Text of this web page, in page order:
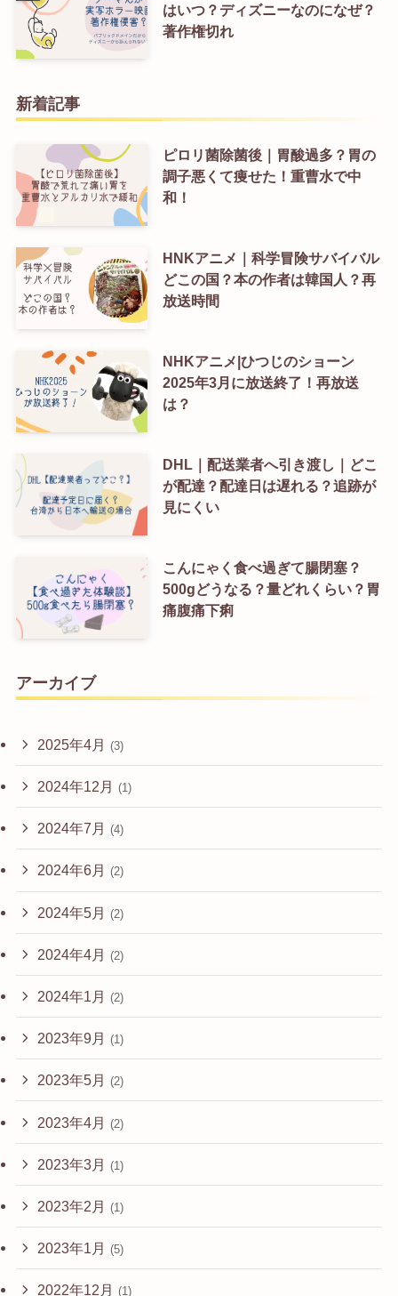
はいつ？ディズニーなのになぜ？
著作権切れ
新着記事
ピロリ菌除菌後｜胃酸過多？胃の
調子悪くて痩せた！重曹水で中
和！
HNKアニメ｜科学冒険サバイバル
どこの国？本の作者は韓国人？再
放送時間
NHKアニメ|ひつじのショーン
2025年3月に放送終了！再放送
は？
DHL｜配送業者へ引き渡し｜どこ
が配達？配達日は遅れる？追跡が
見にくい
こんにゃく食べ過ぎて腸閉塞？
500gどうなる？量どれくらい？胃
痛腹痛下痢
アーカイブ
2025年4月 (3)
2024年12月 (1)
2024年7月 (4)
2024年6月 (2)
2024年5月 (2)
2024年4月 (2)
2024年1月 (2)
2023年9月 (1)
2023年5月 (2)
2023年4月 (2)
2023年3月 (1)
2023年2月 (1)
2023年1月 (5)
2022年12月 (1)